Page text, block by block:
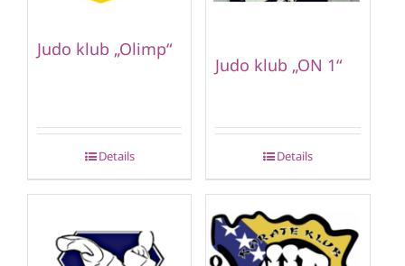
Judo klub „Olimp“
Details
Judo klub „ON 1“
Details